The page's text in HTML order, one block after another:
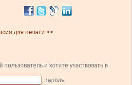
для печати >>
и хотите участвовать в
, пароль